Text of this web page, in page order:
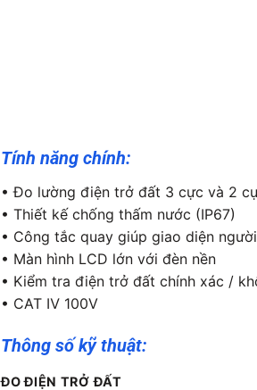
Tính năng chính:
• Đo lường điện trở đất 3 cực và 2
• Thiết kế chống thấm nước (IP67)
• Công tắc quay giúp giao diện
• Màn hình LCD lớn với đèn nền
• Kiểm tra điện trở đất chính xác /
• CAT Ⅳ 100V
Thông số kỹ thuật:
ĐO ĐIỆN TRỞ ĐẤT